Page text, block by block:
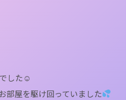
した☺
部屋を駆け回っていました